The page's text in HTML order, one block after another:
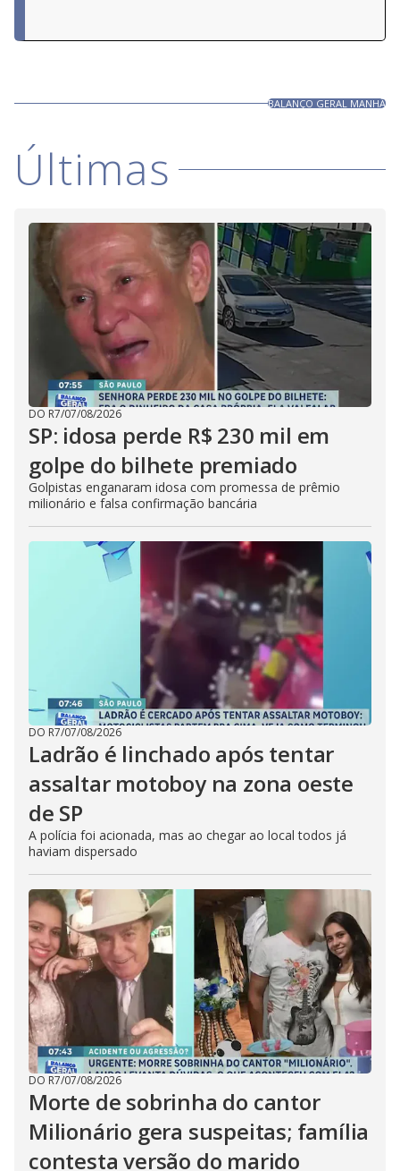
BALANÇO GERAL MANHÃ
Últimas
DO R7/07/08/2026
SP: idosa perde R$ 230 mil em
golpe do bilhete premiado
Golpistas enganaram idosa com promessa de prêmio
milionário e falsa confirmação bancária
DO R7/07/08/2026
Ladrão é linchado após tentar
assaltar motoboy na zona oeste
de SP
A polícia foi acionada, mas ao chegar ao local todos já
haviam dispersado
DO R7/07/08/2026
Morte de sobrinha do cantor
Milionário gera suspeitas; família
contesta versão do marido